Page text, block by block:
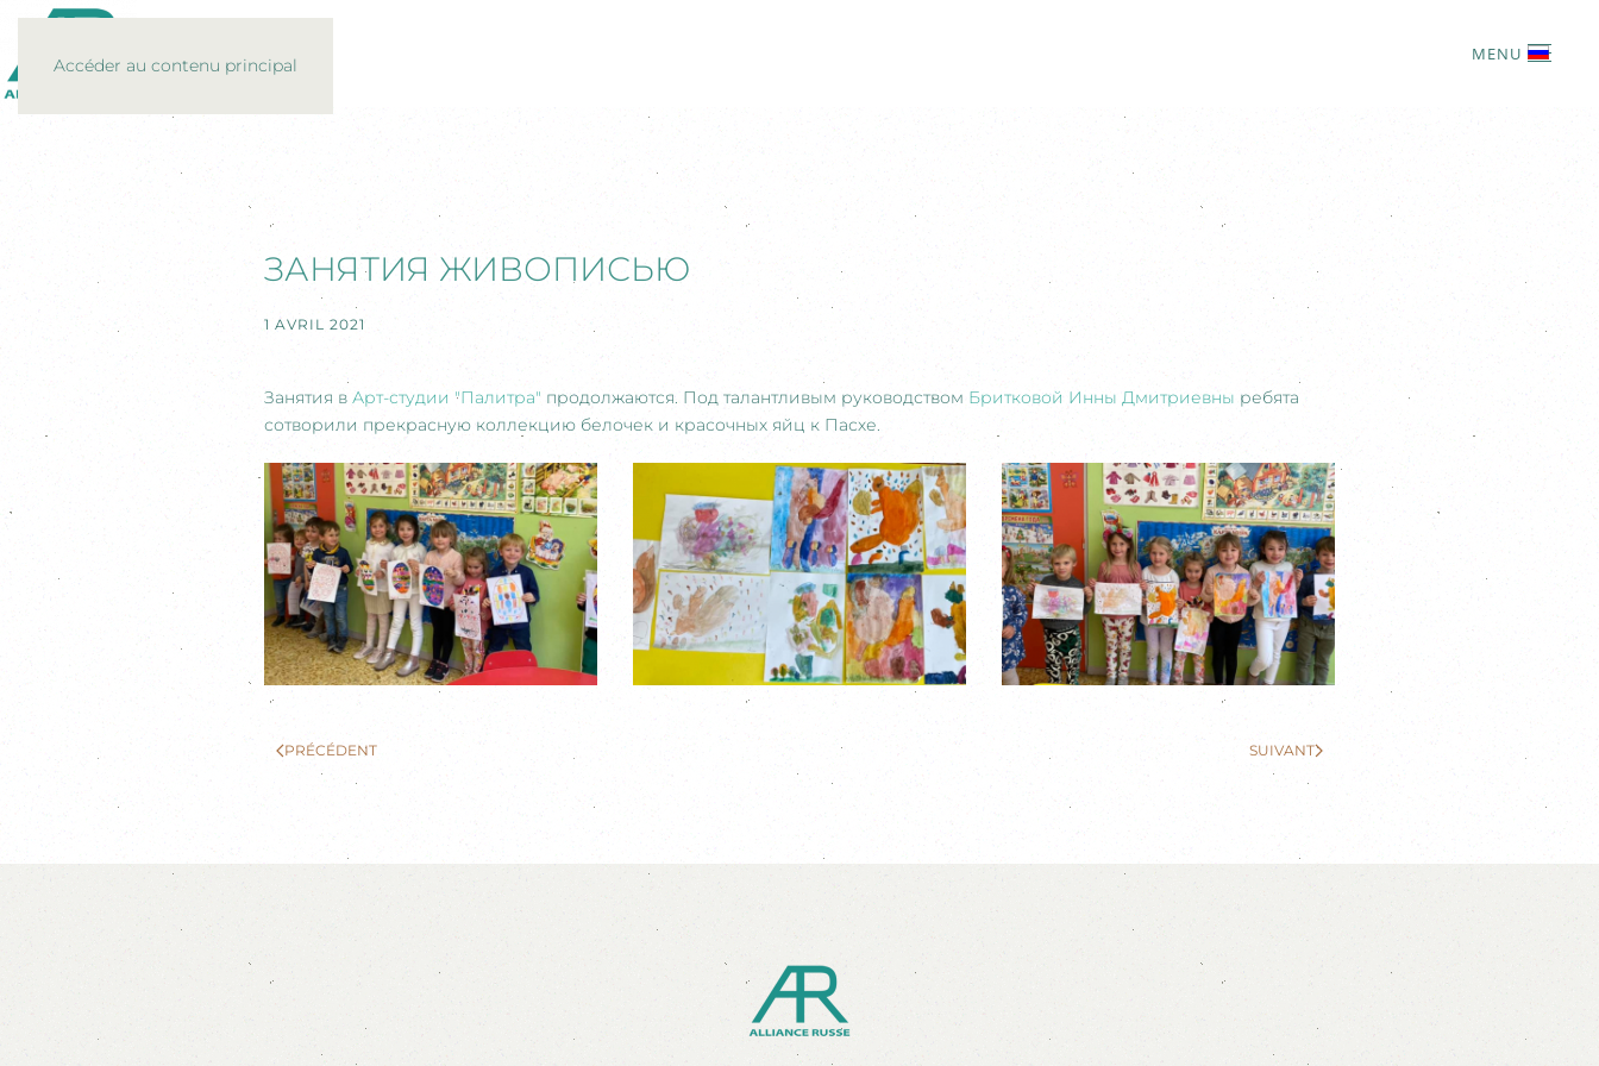
Accéder au contenu principal
MENU
ЗАНЯТИЯ ЖИВОПИСЬЮ
1 AVRIL 2021
Занятия в Арт-студии "Палитра" продолжаются. Под талантливым руководством Бритковой Инны Дмитриевны ребята
сотворили прекрасную коллекцию белочек и красочных яйц к Пасхе.
PRÉCÉDENT SUIVANT